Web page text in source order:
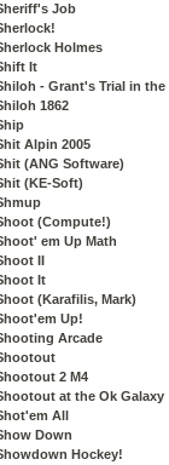
Job
Holmes
It
- Grant's Trial in the
1862
Alpin 2005
(ANG Software)
(KE-Soft)
(Compute!)
em Up Math
II
It
(Karafilis, Mark)
Up!
Arcade
2 M4
at the Ok Galaxy
All
Down
Hockey!